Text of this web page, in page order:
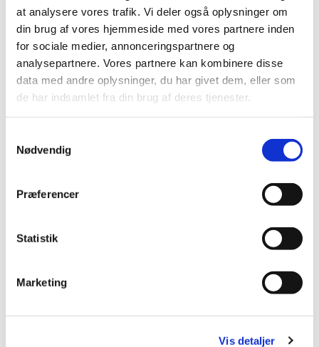
at analysere vores trafik. Vi deler også oplysninger om
din brug af vores hjemmeside med vores partnere inden
for sociale medier, annonceringspartnere og
analysepartnere. Vores partnere kan kombinere disse
data med andre oplysninger, du har givet dem, eller som
de har indsamlet fra din brug af deres tjenester.
Nødvendig
Præferencer
Statistik
Marketing
Vis detaljer
11:30
Brøndby Strand Kirke, Brøndby
Strand Centrum 90, 2660 Brøndby
Strand